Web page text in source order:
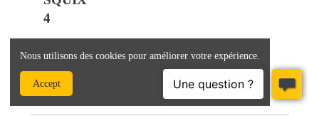
Nous utilisons des cookies pour améliorer votre expérience.
Accept